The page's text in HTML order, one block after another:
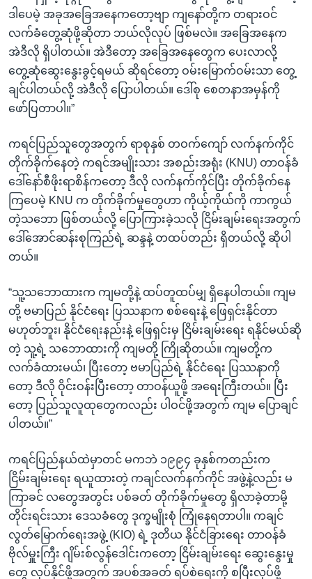
ဒါပေမဲ့ အခုအခြေအနေကတော့ဗျာ ကျနော်တို့က တရားဝင်
လက်ခံတွေ့ဆုံဖို့ဆိုတာ ဘယ်လိုလုပ် ဖြစ်မလဲ။ အခြေအနေက
အဲဒီလို ရှိပါတယ်။ အဲဒီတော့ အခြေအနေတွေက ပေးလာလို့
တွေ့ဆုံဆွေးနွေးခွင့်ရမယ် ဆိုရင်တော့ ဝမ်းမြောက်ဝမ်းသာ တွေ့
ချင်ပါတယ်လို့ အဲဒီလို ပြောပါတယ်။ ဒေါ်စု စေတနာအမှန်ကို
ဖော်ပြတာပါ။”
ကရင်ပြည်သူတွေအတွက် ရာစုနှစ် တဝက်ကျော် လက်နက်ကိုင်
တိုက်ခိုက်နေတဲ့ ကရင်အမျိုးသား အစည်းအရုံး (KNU) တာဝန်ခံ
ဒေါ်နော်စီဖိုးရာစိန်ကတော့ ဒီလို လက်နက်ကိုင်ပြီး တိုက်ခိုက်နေ
ကြပေမဲ့ KNU က တိုက်ခိုက်မှုတွေဟာ ကိုယ့်ကိုယ်ကို ကာကွယ်
တဲ့သဘော ဖြစ်တယ်လို့ ပြောကြားခဲ့သလို ငြိမ်းချမ်းရေးအတွက်
ဒေါ်အောင်ဆန်းစုကြည်ရဲ့ ဆန္ဒနဲ့ တထပ်တည်း ရှိတယ်လို့ ဆိုပါ
တယ်။
“သူ့သဘောထားက ကျမတို့နဲ့ ထပ်တူထပ်မျှ ရှိနေပါတယ်။ ကျမ
တို့ ဗမာပြည် နိုင်ငံရေး ပြဿနာက စစ်ရေးနဲ့ ဖြေရှင်းနိုင်တာ
မဟုတ်ဘူး၊ နိုင်ငံရေးနည်းနဲ့ ဖြေရှင်းမှ ငြိမ်းချမ်းရေး ရနိုင်မယ်ဆို
တဲ့ သူ့ရဲ့ သဘောထားကို ကျမတို့ ကြိုဆိုတယ်။ ကျမတို့က
လက်ခံထားမယ်၊ ပြီးတော့ ဗမာပြည်ရဲ့ နိုင်ငံရေး ပြဿနာကို
တော့ ဒီလို ဝိုင်းဝန်းပြီးတော့ တာဝန်ယူဖို့ အရေးကြီးတယ်။ ပြီး
တော့ ပြည်သူလူထုတွေကလည်း ပါဝင်ဖို့အတွက် ကျမ ပြောချင်
ပါတယ်။”
ကရင်ပြည်နယ်ထဲမှာတင် မကဘဲ ၁၉၉၄ ခုနှစ်ကတည်းက
ငြိမ်းချမ်းရေး ရယူထားတဲ့ ကချင်လက်နက်ကိုင် အဖွဲ့နဲ့လည်း မ
ကြာခင် လတွေအတွင်း ပစ်ခတ် တိုက်ခိုက်မှုတွေ ရှိလာခဲ့တာမို့
တိုင်းရင်းသား ဒေသခံတွေ ဒုက္ခမျိုးစုံ ကြုံနေရတာပါ။ ကချင်
လွတ်မြောက်ရေးအဖွဲ့ (KIO) ရဲ့ ဒုတိယ နိုင်ငံခြားရေး တာဝန်ခံ
ဗိုလ်မှူးကြီး ဂျိမ်းစ်လွန်ဒေါင်းကတော့ ငြိမ်းချမ်းရေး ဆွေးနွေးမှု
တွေ လုပ်နိုင်ဖို့အတွက် အပစ်အခတ် ရပ်စဲရေးကို စပြီးလုပ်ဖို့